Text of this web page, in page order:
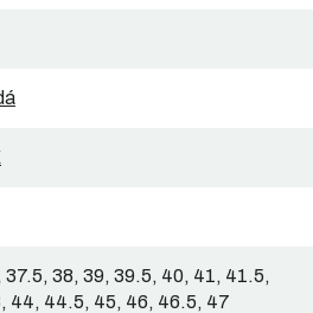
37.5, 38, 39, 39.5, 40, 41, 41.5,
44, 44.5, 45, 46, 46.5, 47